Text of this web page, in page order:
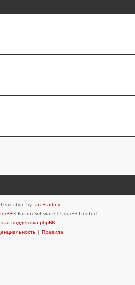
style by Ian Bradley
® Forum Software © phpBB Limited
поддержка phpBB
| Правила